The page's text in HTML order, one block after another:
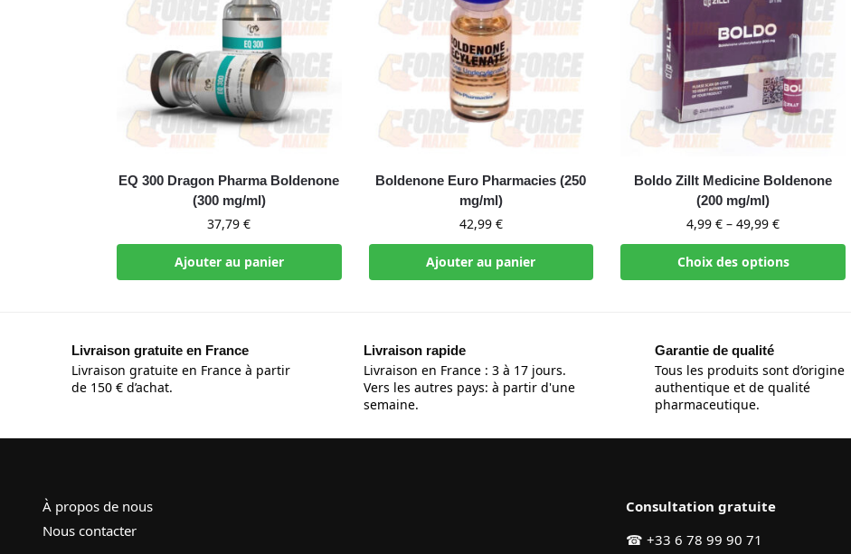
EQ 300 Dragon Pharma Boldenone
(300 mg/ml)
37,79€
Ajouter au panier
Boldenone Euro Pharmacies (250
mg/ml)
42,99 €
Ajouter au panier
Boldo Zillt Medicine Boldenone
(200 mg/ml)
4,99€ –49,99€
Choix des options
Livraison gratuite en France
Livraison gratuite en France à partir
de 150 € d’achat.
Livraison rapide
Livraison en France : 3 à 17 jours.
Vers les autres pays: à partir d'une
semaine.
Garantie de qualité
Tous les produits sont d’origine
authentique et de qualité
pharmaceutique.
À propos de nous
Nous contacter
Consultation gratuite
☎ +33 6 78 99 90 71